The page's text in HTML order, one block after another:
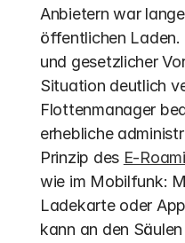
Anbietern war
öffentlichen
und gesetzlicher
Situation deutlich
Flottenmanager
erhebliche
Prinzip des E-
wie im Mobilfunk:
Ladekarte oder
kann an den